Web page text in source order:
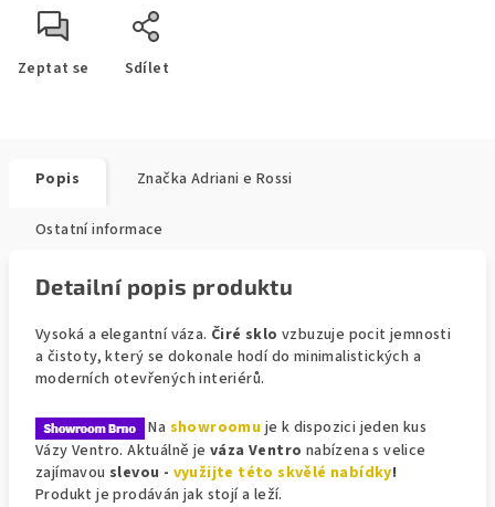
Zeptat se Sdílet
Popis Značka Adriani e Rossi
Ostatní informace
Detailní popis produktu
Vysoká a elegantní váza. Čiré sklo vzbuzuje pocit jemnosti
a čistoty, který se dokonale hodí do minimalistických a
moderních otevřených interiérů.
Na showroomu je k dispozici jeden kus
Vázy Ventro. Aktuálně je váza Ventro nabízena s velice
zajímavou slevou - využijte této skvělé nabídky!
Produkt je prodáván jak stojí a leží.